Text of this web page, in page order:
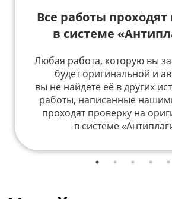
Все работы проходят
в системе
Любая работа, которую вы
будет оригинальной и
вы не найдете её в других
работы, написанные
проходят проверку на
в системе